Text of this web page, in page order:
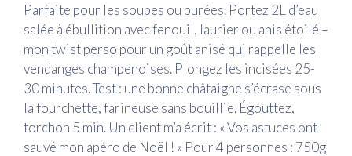
Parfaite pour les soupes ou purées. Portez 2L d’eau
salée à ébullition avec fenouil, laurier ou anis étoilé –
mon twist perso pour un goût anisé qui rappelle les
vendanges champenoises. Plongez les incisées 25-
30 minutes. Test : une bonne châtaigne s’écrase sous
la fourchette, farineuse sans bouillie. Égouttez,
torchon 5 min. Un client m’a écrit : « Vos astuces ont
sauvé mon apéro de Noël ! » Pour 4 personnes : 750g